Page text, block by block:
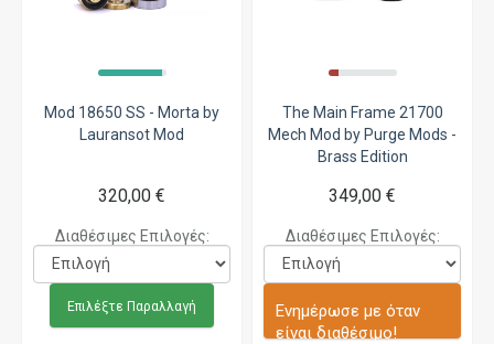
Mod 18650 SS - Morta by
Lauransot Mod
320,00 €
Διαθέσιμες Επιλογές:
Επιλέξτε Παραλλαγή
The Main Frame 21700
Mech Mod by Purge Mods -
Brass Edition
349,00 €
Διαθέσιμες Επιλογές:
Ενημέρωσε με όταν
είναι διαθέσιμο!